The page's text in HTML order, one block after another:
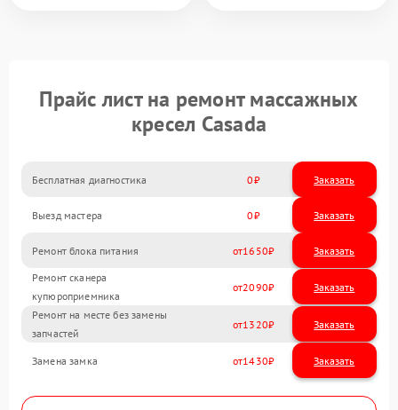
Прайс лист на ремонт массажных
кресел Casada
Бесплатная диагностика 0 Заказать
Выезд мастера 0 Заказать
Ремонт блока питания 1650
Ремонт сканера
купюроприемника
2090
Ремонт на месте без замены
запчастей
1320
Замена замка 1430